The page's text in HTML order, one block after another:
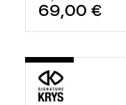
69,00 €